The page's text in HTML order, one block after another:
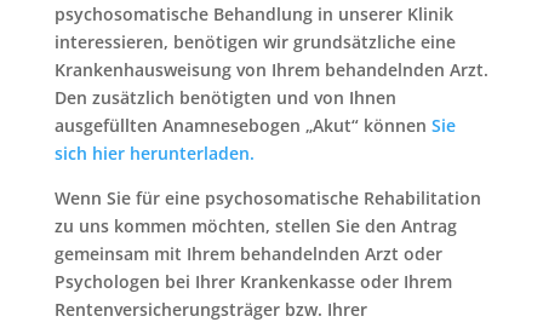
psychosomatische Behandlungin unserer Klinik
interessieren, benötigen wir grundsätzliche eine
Krankenhausweisung von Ihrem behandelnden Arzt.
Den zusätzlich benötigten und von Ihnen
ausgefüllten Anamnesebogen „Akut“können Sie
sich hier herunterladen.
Wenn Sie für eine psychosomatische Rehabilitation
zu uns kommen möchten, stellen Sie den Antrag
gemeinsam mit Ihrem behandelnden Arzt oder
Psychologen bei Ihrer Krankenkasse oder Ihrem
Rentenversicherungsträger bzw. Ihrer